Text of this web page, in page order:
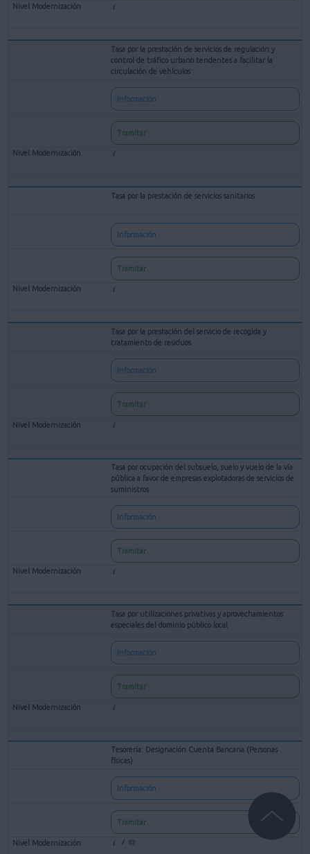
Tasa por la prestación de servicios de regulación y
control de tráfico urbano tendentes a facilitar la
circulación de vehículos
Información
Tramitar
Tasa por la prestación de servicios sanitarios
Información
Tramitar
Tasa por la prestación del servicio de recogida y
tratamiento de residuos
Información
Tramitar
Tasa por ocupación del subsuelo, suelo y vuelo de la vía
pública a favor de empresas explotadoras de servicios de
suministros
Información
Tramitar
Tasa por utilizaciones privativas y aprovechamientos
especiales del dominio público local
Información
Tramitar
Tesorería: Designación Cuenta Bancaria (Personas
físicas)
Información
Tramitar